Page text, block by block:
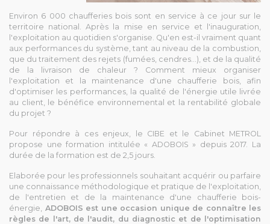
Environ 6 000 chaufferies bois sont en service à ce jour sur le
territoire national. Après la mise en service et l'inauguration,
l'exploitation au quotidien s'organise. Qu'en est-il vraiment quant
aux performances du système, tant au niveau de la combustion,
que du traitement des rejets (fumées, cendres…), et de la qualité
de la livraison de chaleur ? Comment mieux organiser
l'exploitation et la maintenance d'une chaufferie bois, afin
d'optimiser les performances, la qualité de l'énergie utile livrée
au client, le bénéfice environnemental et la rentabilité globale
du projet ?
Pour répondre à ces enjeux, le CIBE et le Cabinet METROL
propose une formation intitulée « ADOBOIS » depuis 2017. La
durée de la formation est de 2,5 jours.
Elaborée pour les professionnels souhaitant acquérir ou parfaire
une connaissance méthodologique et pratique de l'exploitation,
de l'entretien et de la maintenance d'une chaufferie bois-
énergie, ADOBOIS est une occasion unique de connaître les
règles de l'art, de l'audit, du diagnostic et de l'optimisation